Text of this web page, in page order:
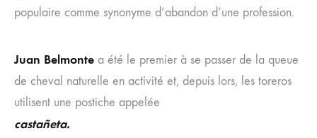
populaire comme synonyme d’abandon d’une profession.
Juan Belmonte a été le premier à se passer de la queue
de cheval naturelle en activité et, depuis lors, les toreros
utilisent une postiche appelée
castañeta.